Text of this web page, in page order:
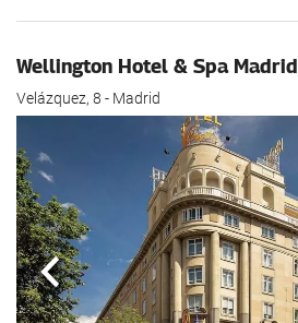
Wellington Hotel & Spa Madrid
Velázquez, 8 - Madrid
Forrige